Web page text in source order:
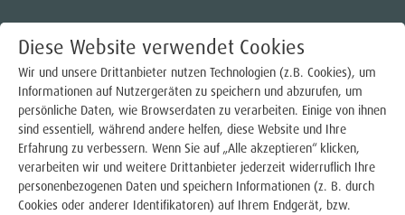
Strom
Stromtarife für Haushaltskunden
Stromtarife für Gewerbekunden
VIELEN DANK
Diese Website verwendet Cookies
Wir und unsere Drittanbieter nutzen Technologien (z.B. Cookies), um
Informationen auf Nutzergeräten zu speichern und abzurufen, um
persönliche Daten, wie Browserdaten zu verarbeiten. Einige von ihnen
sind essentiell, während andere helfen, diese Website und Ihre
Erfahrung zu verbessern. Wenn Sie auf „Alle akzeptieren“ klicken,
verarbeiten wir und weitere Drittanbieter jederzeit widerruflich Ihre
personenbezogenen Daten und speichern Informationen (z. B. durch
Cookies oder anderer Identifikatoren) auf Ihrem Endgerät, bzw.